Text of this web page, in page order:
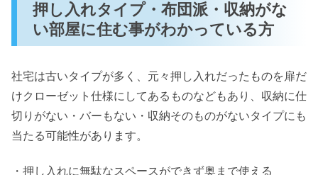
押し入れタイプ・布団派・収納がな
い部屋に住む事がわかっている方
社宅は古いタイプが多く、元々押し入れだったものを扉だ
けクローゼット仕様にしてあるものなどもあり、収納に仕
切りがない・バーもない・収納そのものがないタイプにも
当たる可能性があります。
・押し入れに無駄なスペースができず奥まで使える